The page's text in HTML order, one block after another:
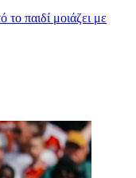
παιδί μοιάζει με